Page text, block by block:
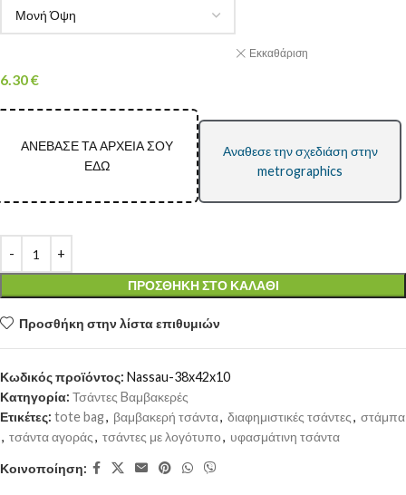
Εκκαθάριση
6.30€
ΑΝΕΒΑΣΕ ΤΑ ΑΡΧΕΙΑ ΣΟΥ
ΕΔΩ
Αναθεσε την σχεδιάση στην
metrographics
ΠΡΟΣΘΉΚΗ ΣΤΟ ΚΑΛΆΘΙ
Προσθήκη στην λίστα επιθυμιών
Κωδικός προϊόντος: Nassau-38x42x10
Κατηγορία: Τσάντες Bαμβακερές
Ετικέτες: tote bag, βαμβακερή τσάντα, διαφημιστικές τσάντες, στάμπα
, τσάντα αγοράς, τσάντες με λογότυπο, υφασμάτινη τσάντα
Κοινοποίηση: